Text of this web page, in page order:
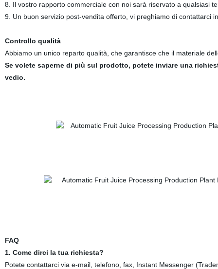
8. Il vostro rapporto commerciale con noi sarà riservato a qualsiasi
9. Un buon servizio post-vendita offerto, vi preghiamo di contattarci
Controllo qualità
Abbiamo un unico reparto qualità, che garantisce che il materiale
Se volete saperne di più sul prodotto, potete inviare una
vedio.
FAQ
1. Come dirci la tua richiesta?
Potete contattarci via e-mail, telefono, fax, Instant Messenger